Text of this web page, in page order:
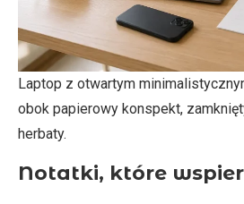
Laptop z otwartym
obok papierowy konspekt,
herbaty.
Notatki, które